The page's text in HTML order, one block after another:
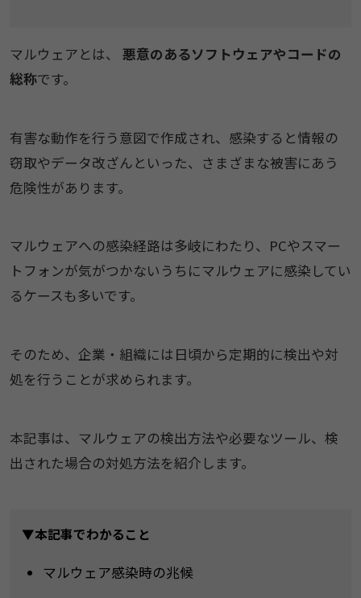
マルウェアとは、 悪意のあるソフトウェアやコードの
総称です。
有害な動作を行う意図で作成され、感染すると情報の
窃取やデータ改ざんといった、さまざまな被害にあう
危険性があります。
マルウェアへの感染経路は多岐にわたり、PCやスマー
トフォンが気がつかないうちにマルウェアに感染してい
るケースも多いです。
そのため、企業・組織には日頃から定期的に検出や対
処を行うことが求められます。
本記事は、マルウェアの検出方法や必要なツール、検
出された場合の対処方法を紹介します。
▼本記事でわかること
マルウェア感染時の兆候